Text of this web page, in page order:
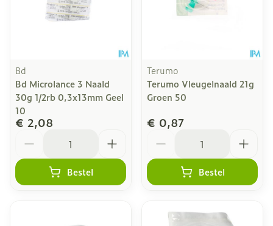
Bd
Bd Microlance 3 Naald
30g 1/2rb 0,3x13mm Geel
10
€ 2,08
Bestel
Terumo
Terumo Vleugelnaald 21g
Groen 50
€ 0,87
Bestel